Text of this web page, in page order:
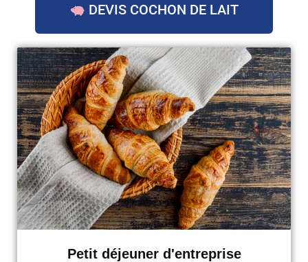
DEVIS COCHON DE LAIT
Petit déjeuner d'entreprise